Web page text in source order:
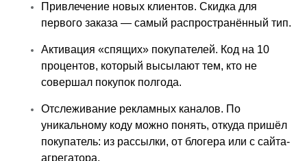
Привлечение новых клиентов. Скидка для
первого заказа — самый распространённый тип.
Активация «спящих» покупателей. Код на 10
процентов, который высылают тем, кто не
совершал покупок полгода.
Отслеживание рекламных каналов. По
уникальному коду можно понять, откуда пришёл
покупатель: из рассылки, от блогера или с сайта-
агрегатора.